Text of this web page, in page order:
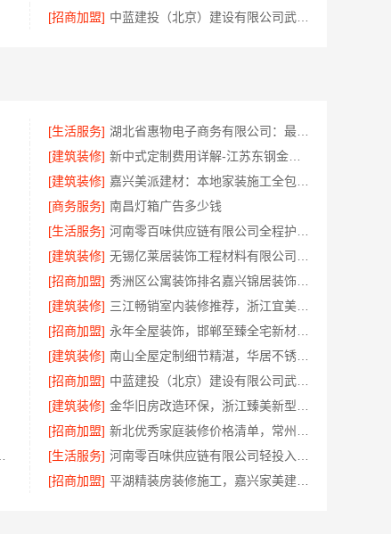
[招商加盟] 中蓝建投（北京）建设有限公司武功分公司厨房半包装修北欧风
[生活服务]
湖北省惠物电子商务有限公司：最新生鲜食品网站价格
[建筑装修]
新中式定制费用详解-江苏东钢金属家居有限公司
[建筑装修]
[商务服务] 南昌灯箱广告多少钱
[生活服务]
[建筑装修]
[招商加盟]
秀洲区公寓装饰排名嘉兴锦居装饰材料有限公司
[建筑装修]
三江畅销室内装修推荐，浙江宜美嘉装饰工程有限公司品质保证
[招商加盟]
永年全屋装饰，邯郸至臻全宅新材料有限公司
[建筑装修]
南山全屋定制细节精湛，华居不锈钢打造品质家居
[招商加盟]
中蓝建投（北京）建设有限公司武功分公司兴平装修靠谱吗
[建筑装修]
[招商加盟]
[生活服务]
[招商加盟] 平湖精装房装修施工，嘉兴家美建材科技规范工艺